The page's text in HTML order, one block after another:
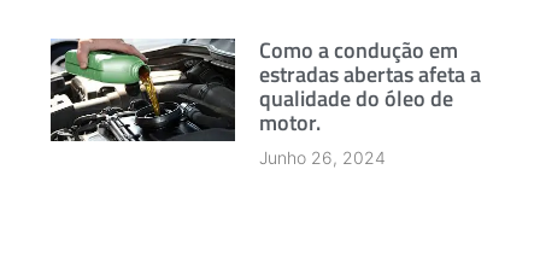
Como a condução em
estradas abertas afeta a
qualidade do óleo de
motor.
Junho 26, 2024